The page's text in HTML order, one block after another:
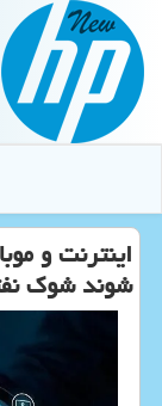
اینترنت و
شوند شوک